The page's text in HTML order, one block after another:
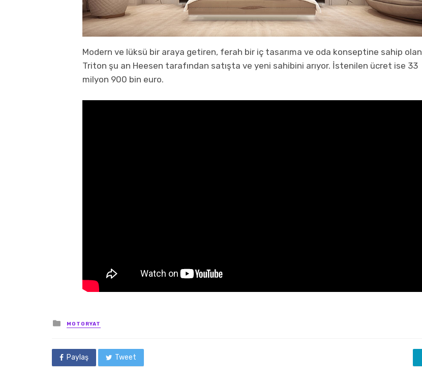
Modern ve lüksü bir araya getiren, ferah bir iç tasarıma ve oda konseptine sahip olan
Triton şu an Heesen tarafından satışta ve yeni sahibini arıyor. İstenilen ücret ise 33
milyon 900 bin euro.
Posted
in
MOTORYAT
Paylaş Tweet